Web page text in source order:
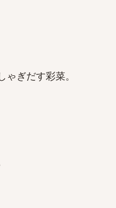
ぎだす彩菜。